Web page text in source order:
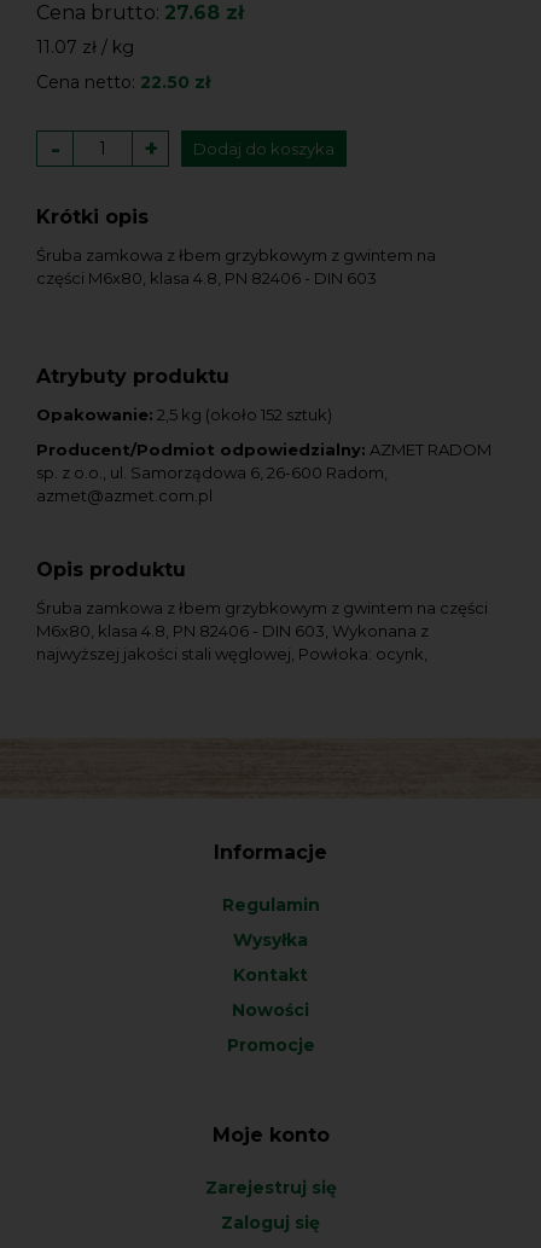
Cena brutto: 27.68 zł
11.07 zł / kg
Cena netto: 22.50 zł
- + Dodaj do koszyka
Krótki opis
Śruba zamkowa z łbem grzybkowym z gwintem na
części M6x80, klasa 4.8, PN 82406 - DIN 603
Atrybuty produktu
Opakowanie: 2,5 kg (około 152 sztuk)
Producent/Podmiot odpowiedzialny: AZMET RADOM
sp. z o.o., ul. Samorządowa 6, 26-600 Radom,
azmet@azmet.com.pl
Opis produktu
Śruba zamkowa z łbem grzybkowym z gwintem na części
M6x80, klasa 4.8, PN 82406 - DIN 603, Wykonana z
najwyższej jakości stali węglowej, Powłoka: ocynk,
Informacje
Regulamin
Wysyłka
Kontakt
Nowości
Promocje
Moje konto
Zarejestruj się
Zaloguj się